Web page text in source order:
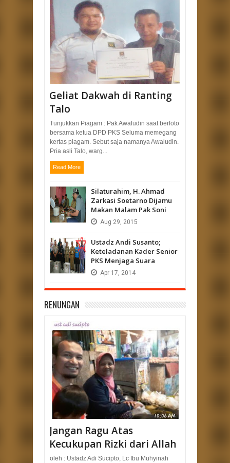
Geliat Dakwah di Ranting
Talo
Tunjukkan Piagam : Pak Awaludin saat berfoto
bersama ketua DPD PKS Seluma memegang
kertas piagam. Sebut saja namanya Awaludin.
Pria asli Talo, warg...
Read More
Silaturahim, H. Ahmad
Zarkasi Soetarno Dijamu
Makan Malam Pak Soni
Aug 29, 2015
Ustadz Andi Susanto;
Keteladanan Kader Senior
PKS Menjaga Suara
Apr 17, 2014
RENUNGAN
Jangan Ragu Atas
Kecukupan Rizki dari Allah
oleh : Ustadz Adi Sucipto, Lc Ibu Muhyinah